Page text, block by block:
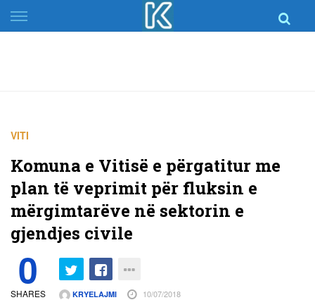
Skip
to
VITI
Komuna e Vitisë e përgatitur me
plan të veprimit për fluksin e
mërgimtarëve në sektorin e
gjendjes civile
0
SHARES KRYELAJMI 10/07/2018